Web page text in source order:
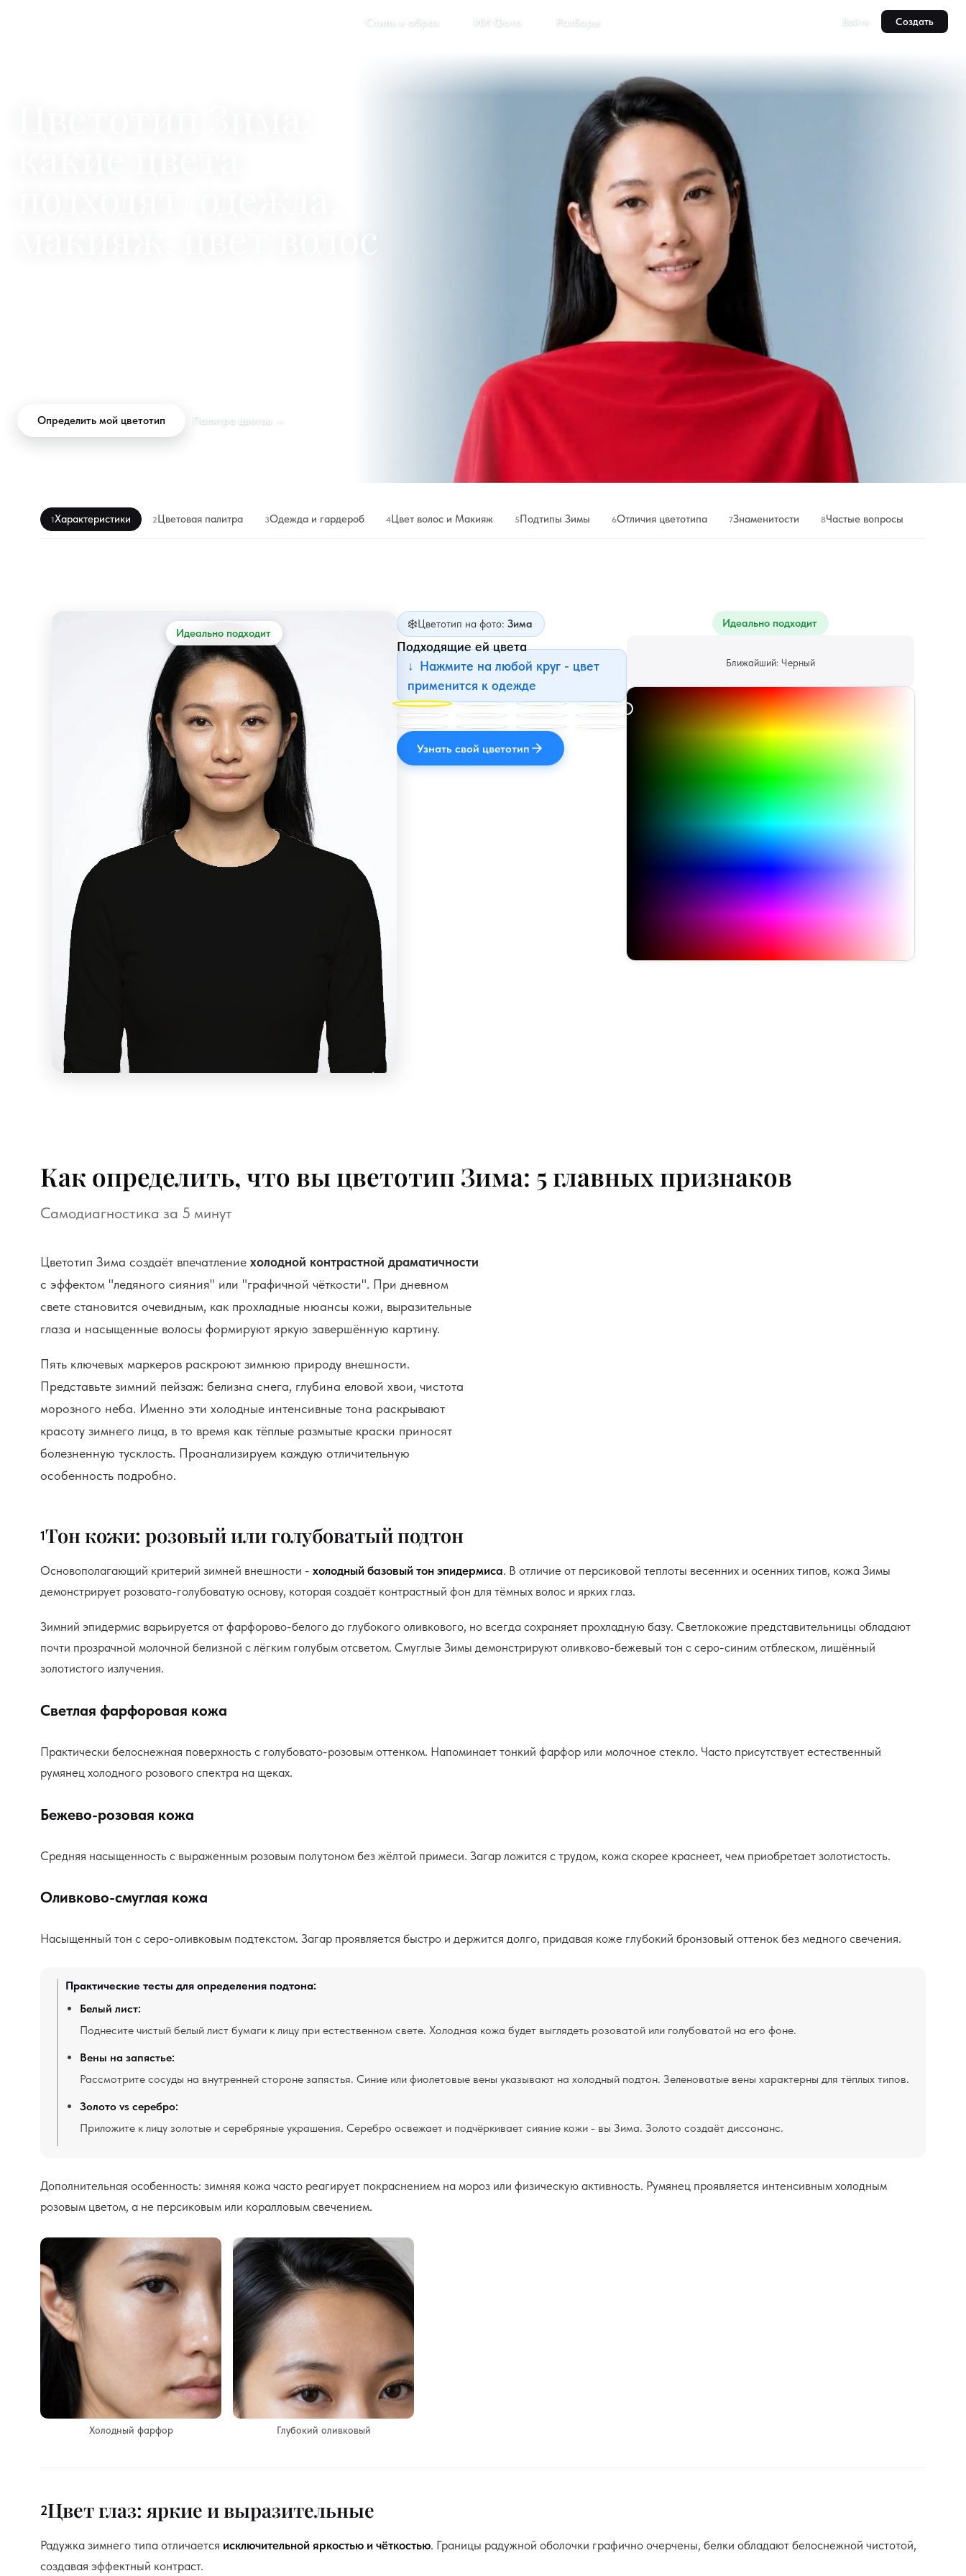
Стиль и образ ИИ Фото Разборы Войти Создать
Определить мой цветотип Палитра цветов →
1Характеристики 2Цветовая палитра 3Одежда и гардероб 4Цвет волос и Макияж 5Подтипы Зимы 6Отличия цветотипа 7Знаменитости 8Частые вопросы
Идеально подходит
❄️Цветотип на фото: Зима
Подходящие ей цвета
Нажмите на любой круг - цвет
применится к одежде
Узнать свой цветотип
Идеально подходит
Ближайший: Черный
Как определить, что вы цветотип Зима: 5 главных признаков
Самодиагностика за 5 минут
Цветотип Зима создаёт впечатление холодной контрастной драматичности
с эффектом "ледяного сияния" или "графичной чёткости". При дневном
свете становится очевидным, как прохладные нюансы кожи, выразительные
глаза и насыщенные волосы формируют яркую завершённую картину.
Пять ключевых маркеров раскроют зимнюю природу внешности.
Представьте зимний пейзаж: белизна снега, глубина еловой хвои, чистота
морозного неба. Именно эти холодные интенсивные тона раскрывают
красоту зимнего лица, в то время как тёплые размытые краски приносят
болезненную тусклость. Проанализируем каждую отличительную
особенность подробно.
1Тон кожи: розовый или голубоватый подтон
Основополагающий критерий зимней внешности - холодный базовый тон эпидермиса. В отличие от персиковой теплоты весенних и осенних типов, кожа Зимы
демонстрирует розовато-голубоватую основу, которая создаёт контрастный фон для тёмных волос и ярких глаз.
Зимний эпидермис варьируется от фарфорово-белого до глубокого оливкового, но всегда сохраняет прохладную базу. Светлокожие представительницы обладают
почти прозрачной молочной белизной с лёгким голубым отсветом. Смуглые Зимы демонстрируют оливково-бежевый тон с серо-синим отблеском, лишённый
золотистого излучения.
Светлая фарфоровая кожа
Практически белоснежная поверхность с голубовато-розовым оттенком. Напоминает тонкий фарфор или молочное стекло. Часто присутствует естественный
румянец холодного розового спектра на щеках.
Бежево-розовая кожа
Средняя насыщенность с выраженным розовым полутоном без жёлтой примеси. Загар ложится с трудом, кожа скорее краснеет, чем приобретает золотистость.
Оливково-смуглая кожа
Насыщенный тон с серо-оливковым подтекстом. Загар проявляется быстро и держится долго, придавая коже глубокий бронзовый оттенок без медного свечения.
Практические тесты для определения подтона:
Белый лист:
Поднесите чистый белый лист бумаги к лицу при естественном свете. Холодная кожа будет выглядеть розоватой или голубоватой на его фоне.
Вены на запястье:
Рассмотрите сосуды на внутренней стороне запястья. Синие или фиолетовые вены указывают на холодный подтон. Зеленоватые вены характерны для тёплых типов.
Золото vs серебро:
Приложите к лицу золотые и серебряные украшения. Серебро освежает и подчёркивает сияние кожи - вы Зима. Золото создаёт диссонанс.
Дополнительная особенность: зимняя кожа часто реагирует покраснением на мороз или физическую активность. Румянец проявляется интенсивным холодным
розовым цветом, а не персиковым или коралловым свечением.
Холодный фарфор Глубокий оливковый
2Цвет глаз: яркие и выразительные
Радужка зимнего типа отличается исключительной яркостью и чёткостью. Границы радужной оболочки графично очерчены, белки обладают белоснежной чистотой,
создавая эффектный контраст.